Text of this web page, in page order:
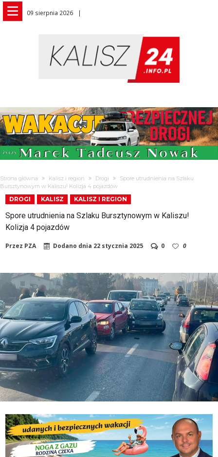
09 sierpnia 2026
Strona główna Kalisz i region Drogi
Spore utrudnienia na Szlaku
Bursztynowym w Kaliszu! Kolizja 4 pojazdów
DROGI KALISZ KALISZ I REGION
Spore utrudnienia na Szlaku Bursztynowym w Kaliszu!
Kolizja 4 pojazdów
Przez PZA Dodano dnia 22 stycznia 2025 0 0